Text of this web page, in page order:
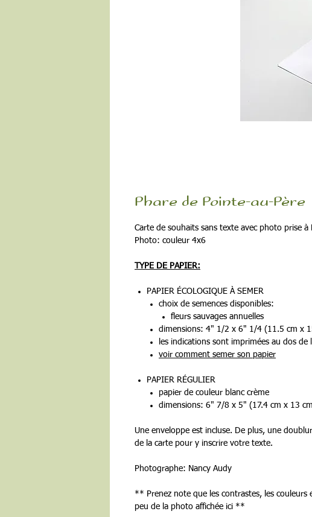
Phare de Pointe-au-Père
Carte de souhaits sans texte avec photo prise
Photo: couleur 4x6
TYPE DE PAPIER:
PAPIER ÉCOLOGIQUE À SEMER
choix de semences disponibles:
fleurs sauvages annuelles
dimensions: 4" 1/2 x 6" 1/4 (11.5 cm x
les indications sont imprimées au dos de
voir comment semer son papier
PAPIER RÉGULIER
papier de couleur blanc crème
dimensions: 6" 7/8 x 5" (17.4 cm x 13
Une enveloppe est incluse. De plus, une
de la carte pour y inscrire votre texte.
Photographe: Nancy Audy
** Prenez note que les contrastes, les couleurs
peu de la photo affichée ici **